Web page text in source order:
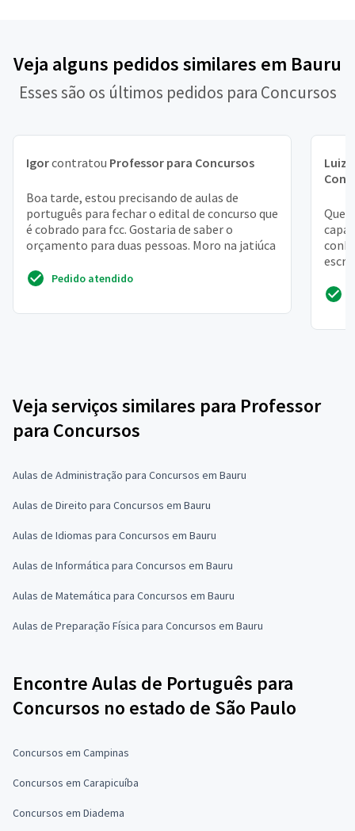
Veja alguns pedidos similares em Bauru
Esses são os últimos pedidos para Concursos
Igorcontratou Professor para Concursos
Boa tarde, estou precisando de aulas de
português para fechar o edital de concurso que
é cobrado para fcc. Gostaria de saber o
orçamento para duas pessoas. Moro na jatiúca
Pedido atendido
Luiz
Veja serviços similares para Professor
para Concursos
Aulas de Administração para Concursos em Bauru
Aulas de Direito para Concursos em Bauru
Aulas de Idiomas para Concursos em Bauru
Aulas de Informática para Concursos em Bauru
Aulas de Matemática para Concursos em Bauru
Aulas de Preparação Física para Concursos em Bauru
Encontre Aulas de Português para
Concursos no estado de São Paulo
Concursos em Campinas
Concursos em Carapicuíba
Concursos em Diadema